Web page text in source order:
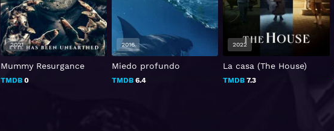
Mummy Resurgance
TMDB0
2021
Miedo profundo
TMDB6.4
2016
La casa (The House)
TMDB 7.3
2022